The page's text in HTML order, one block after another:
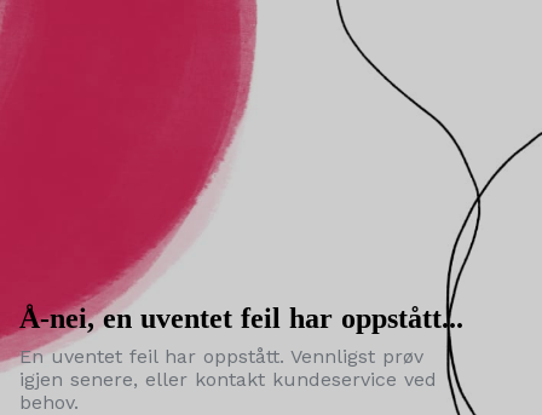
Å-nei, en uventet feil har oppstått...
En uventet feil har oppstått. Vennligst prøv
igjen senere, eller kontakt kundeservice ved
behov.